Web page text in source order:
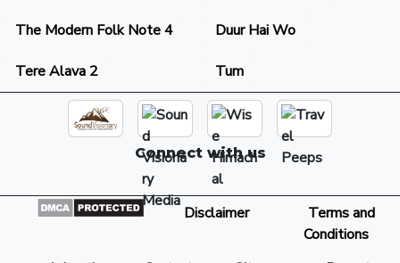
The Modern Folk Note 4 Duur Hai Wo
Tere Alava 2 Tum
Connect with us
Disclaimer
Terms and
Conditions